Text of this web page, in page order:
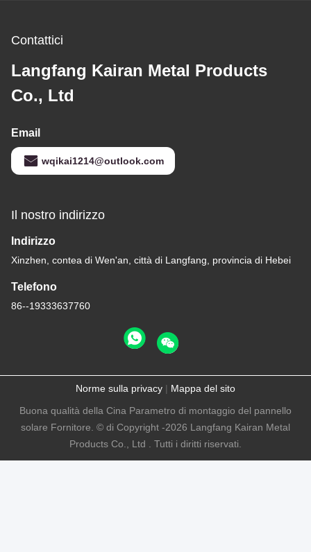
Contattici
Langfang Kairan Metal Products
Co., Ltd
Email
wqikai1214@outlook.com
Il nostro indirizzo
Indirizzo
Xinzhen, contea di Wen'an, città di Langfang, provincia di Hebei
Telefono
86--19333637760
Norme sulla privacy | Mappa del sito
Buona qualità della Cina Parametro di montaggio del pannello
solare Fornitore. © di Copyright -2026 Langfang Kairan Metal
Products Co., Ltd . Tutti i diritti riservati.